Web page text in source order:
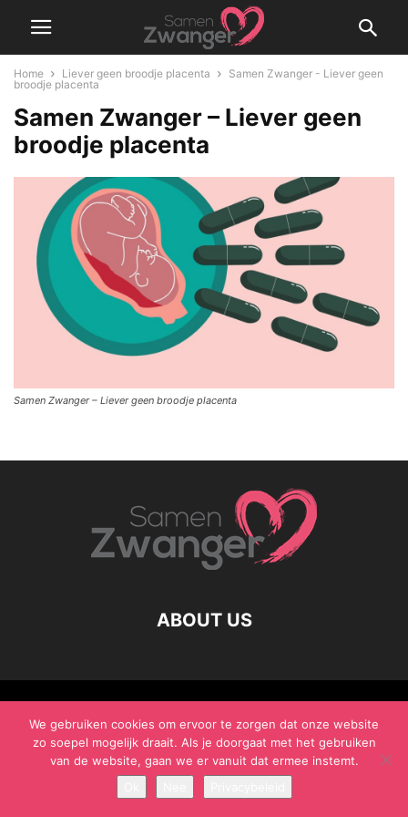
Home Liever geen broodje placenta
Samen Zwanger - Liever geen
broodje placenta
Samen Zwanger – Liever geen
broodje placenta
Samen Zwanger – Liever geen broodje placenta
ABOUT US
© Samen Zwanger - Copyright - Gericht Media 2017 - 2021
We gebruiken cookies om ervoor te zorgen dat onze website
zo soepel mogelijk draait. Als je doorgaat met het gebruiken
van de website, gaan we er vanuit dat ermee instemt.